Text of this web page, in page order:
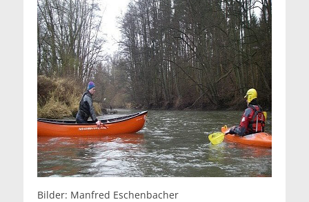
Bilder: Manfred Eschenbacher